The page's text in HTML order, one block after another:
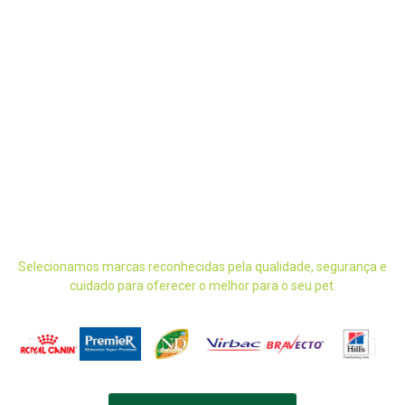
Selecionamos marcas reconhecidas pela qualidade, segurança e
cuidado para oferecer o melhor para o seu pet.